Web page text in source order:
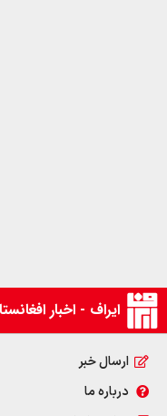
ایراف - اخبار
ارسال خبر
درباره ما